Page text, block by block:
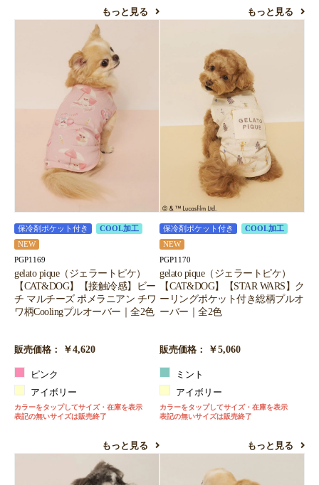
もっと見る もっと見る
保冷剤ポケット付き
COOL加工
NEW
PGP1169
gelato pique（ジェラートピケ）
【CAT&DOG】【接触冷感】ビー
チ マルチーズ ポメラニアン チワ
ワ柄Coolingプルオーバー｜全2色
販売価格： ￥4,620
ピンク
アイボリー
カラーをタップしてサイズ・在庫を表示
表記の無いサイズは販売終了
もっと見る
保冷剤ポケット付き
COOL加工
NEW
PGP1170
gelato pique（ジェラートピケ）
【CAT&DOG】【STAR WARS】ク
ーリングポケット付き総柄プルオ
ーバー｜全2色
販売価格： ￥5,060
ミント
アイボリー
カラーをタップしてサイズ・在庫を表示
表記の無いサイズは販売終了
もっと見る